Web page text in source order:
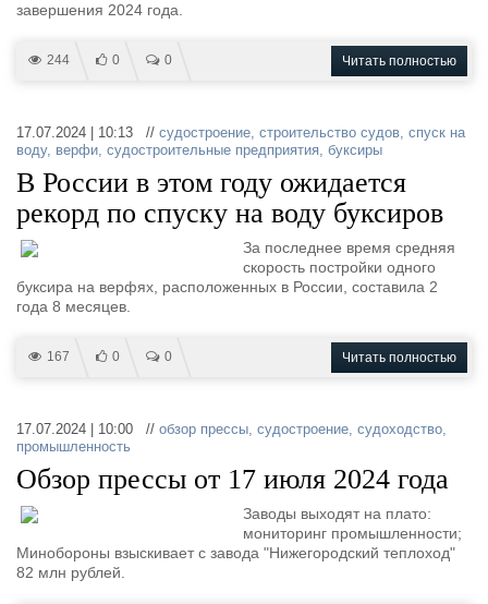
завершения 2024 года.
244 0 0 Читать полностью
17.07.2024 | 10:13 // судостроение, строительство судов, спуск на
воду, верфи, судостроительные предприятия, буксиры
В России в этом году ожидается
рекорд по спуску на воду буксиров
За последнее время средняя
скорость постройки одного
буксира на верфях, расположенных в России, составила 2
года 8 месяцев.
167 0 0 Читать полностью
17.07.2024 | 10:00 // обзор прессы, судостроение, судоходство,
промышленность
Обзор прессы от 17 июля 2024 года
Заводы выходят на плато:
мониторинг промышленности;
Минобороны взыскивает с завода "Нижегородский теплоход"
82 млн рублей.